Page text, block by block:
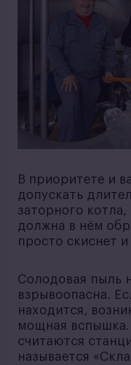
В приоритете и
допускать
заторного
должна в нём
просто скиснет
Солодовая пыль
взрывоопасна.
находится,
мощная
считаются
называется